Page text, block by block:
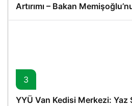
Artırımı – Bakan
3
YYÜ Van Kedisi Merkezi: